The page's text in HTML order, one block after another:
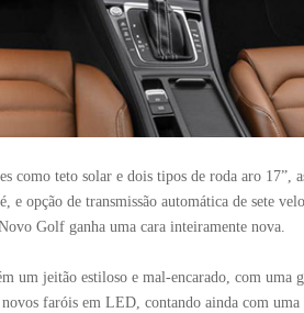
como teto solar e dois tipos de roda aro 17”,
e opção de transmissão automática de sete
Golf ganha uma cara inteiramente nova.
um jeitão estiloso e mal-encarado, com uma
novos faróis em LED, contando ainda com uma